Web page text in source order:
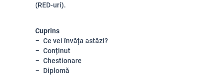
(RED-uri).
Cuprins
Ce vei învăța astăzi?
Conținut
Chestionare
Diplomă